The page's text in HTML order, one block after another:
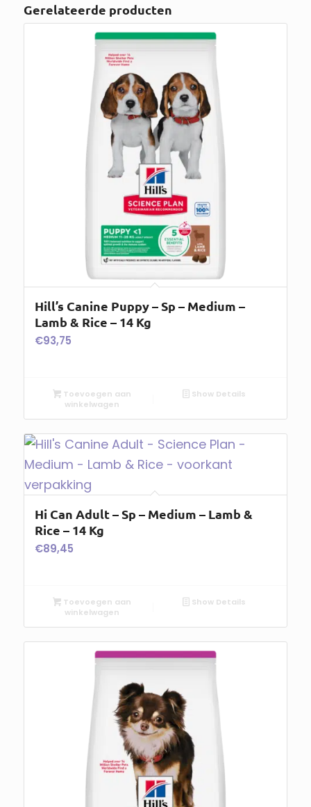
Gerelateerde producten
Hill’s Canine Puppy – Sp – Medium –
Lamb & Rice – 14 Kg
€93,75
Toevoegen aan
winkelwagen
Show Details
Hi Can Adult – Sp – Medium – Lamb &
Rice – 14 Kg
€89,45
Toevoegen aan
winkelwagen
Show Details